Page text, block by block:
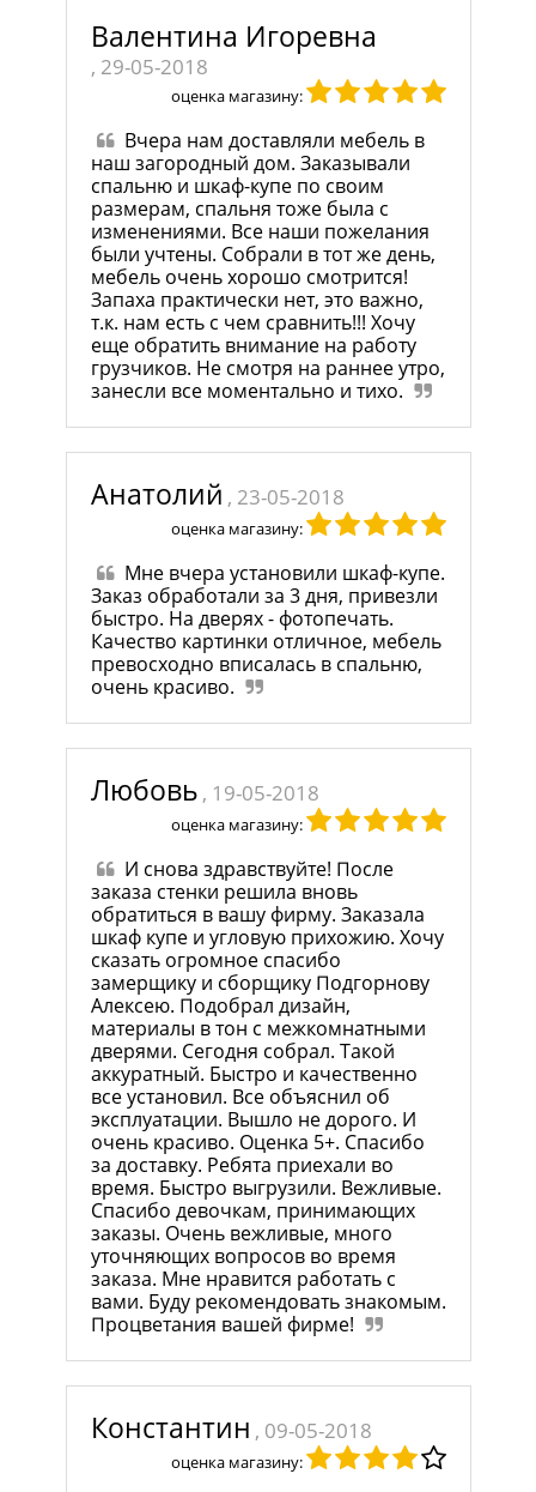
Валентина Игоревна
, 29-05-2018
оценка магазину:
Вчера нам доставляли мебель в
наш загородный дом. Заказывали
спальню и шкаф-купе по своим
размерам, спальня тоже была с
изменениями. Все наши пожелания
были учтены. Собрали в тот же день,
мебель очень хорошо смотрится!
Запаха практически нет, это важно,
т.к. нам есть с чем сравнить!!! Хочу
еще обратить внимание на работу
грузчиков. Не смотря на раннее утро,
занесли все моментально и тихо.
Анатолий , 23-05-2018
оценка магазину:
Мне вчера установили шкаф-купе.
Заказ обработали за 3 дня, привезли
быстро. На дверях - фотопечать.
Качество картинки отличное, мебель
превосходно вписалась в спальню,
очень красиво.
Любовь , 19-05-2018
оценка магазину:
И снова здравствуйте! После
заказа стенки решила вновь
обратиться в вашу фирму. Заказала
шкаф купе и угловую прихожию. Хочу
сказать огромное спасибо
замерщику и сборщику Подгорнову
Алексею. Подобрал дизайн,
материалы в тон с межкомнатными
дверями. Сегодня собрал. Такой
аккуратный. Быстро и качественно
все установил. Все объяснил об
эксплуатации. Вышло не дорого. И
очень красиво. Оценка 5+. Спасибо
за доставку. Ребята приехали во
время. Быстро выгрузили. Вежливые.
Спасибо девочкам, принимающих
заказы. Очень вежливые, много
уточняющих вопросов во время
заказа. Мне нравится работать с
вами. Буду рекомендовать знакомым.
Процветания вашей фирме!
Константин , 09-05-2018
оценка магазину: